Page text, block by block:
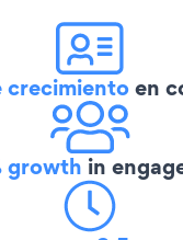
crecimientoen
growth in